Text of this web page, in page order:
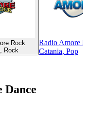
Rock
Rock
Radio Amore
Catania, Pop
Dance